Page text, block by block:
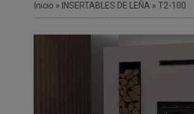
Inicio » INSERTABLES DE LEÑA » T2-100